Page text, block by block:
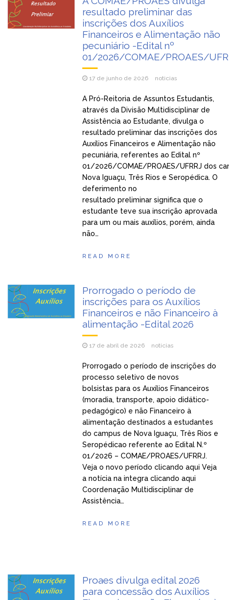
resultado preliminar das
inscrições dos Auxílios
Financeiros e Alimentação não
pecuniário -Edital nº
01/2026/COMAE/PROAES/
17 de junho de 2026 noticias
A Pró-Reitoria de Assuntos Estudantis,
através da Divisão Multidisciplinar de
Assistência ao Estudante, divulga o
resultado preliminar das inscrições dos
Auxílios Financeiros e Alimentação não
pecuniária, referentes ao Edital nº
01/2026/COMAE/PROAES/UFRRJ dos
Nova Iguaçu, Três Rios e Seropédica. O
deferimento no
resultado preliminar significa que o
estudante teve sua inscrição aprovada
para um ou mais auxílios, porém, ainda
não…
READ MORE
Prorrogado o período de
inscrições para os Auxílios
Financeiros e não Financeiro à
alimentação -Edital 2026
17 de abril de 2026 noticias
Prorrogado o período de inscrições do
processo seletivo de novos
bolsistas para os Auxílios Financeiros
(moradia, transporte, apoio didático-
pedagógico) e não Financeiro à
alimentação destinados a estudantes
do campus de Nova Iguaçu, Três Rios e
Seropédicao referente ao Edital N.º
01/2026 – COMAE/PROAES/UFRRJ.
Veja o novo período clicando aqui Veja
a notícia na integra clicando aqui
Coordenação Multidisciplinar de
Assistência…
READ MORE
Proaes divulga edital 2026
para concessão dos Auxílios